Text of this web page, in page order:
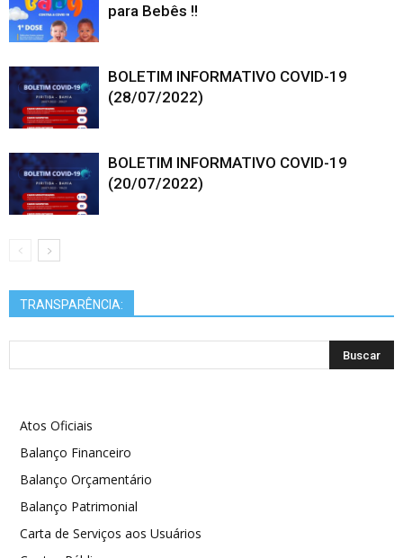
para Bebês !!
BOLETIM INFORMATIVO COVID-19
(28/07/2022)
BOLETIM INFORMATIVO COVID-19
(20/07/2022)
TRANSPARÊNCIA:
Atos Oficiais
Balanço Financeiro
Balanço Orçamentário
Balanço Patrimonial
Carta de Serviços aos Usuários